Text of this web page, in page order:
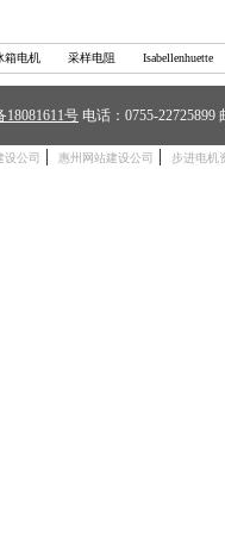
箱电机 采样电阻 Isabellenhuette
18081611号 电话：0755-22725899
设公司 | 惠州网站建设公司 | 步进电机